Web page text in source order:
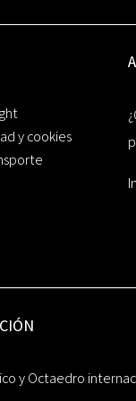
y cookies
y Octaedro